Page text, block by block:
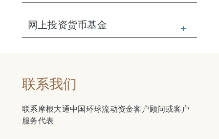
网上投资货币基金
联系我们
联系摩根大通中国环球流动资金客户顾问或客户
服务代表